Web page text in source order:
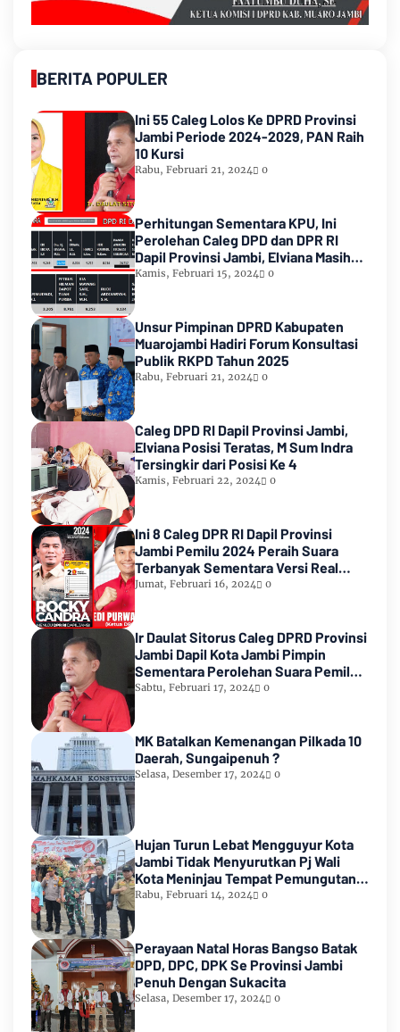
BERITA POPULER
Ini 55 Caleg Lolos Ke DPRD Provinsi
Jambi Periode 2024-2029, PAN Raih
10 Kursi
Rabu, Februari 21, 2024 0
Perhitungan Sementara KPU, Ini
Perolehan Caleg DPD dan DPR RI
Dapil Provinsi Jambi, Elviana Masih
Urutan Kedua Teratas
Kamis, Februari 15, 2024 0
Unsur Pimpinan DPRD Kabupaten
Muarojambi Hadiri Forum Konsultasi
Publik RKPD Tahun 2025
Rabu, Februari 21, 2024 0
Caleg DPD RI Dapil Provinsi Jambi,
Elviana Posisi Teratas, M Sum Indra
Tersingkir dari Posisi Ke 4
Kamis, Februari 22, 2024 0
Ini 8 Caleg DPR RI Dapil Provinsi
Jambi Pemilu 2024 Peraih Suara
Terbanyak Sementara Versi Real
Count KPU RI
Jumat, Februari 16, 2024 0
Ir Daulat Sitorus Caleg DPRD Provinsi
Jambi Dapil Kota Jambi Pimpin
Sementara Perolehan Suara Pemilu
2024
Sabtu, Februari 17, 2024 0
MK Batalkan Kemenangan Pilkada 10
Daerah, Sungaipenuh ?
Selasa, Desember 17, 2024 0
Hujan Turun Lebat Mengguyur Kota
Jambi Tidak Menyurutkan Pj Wali
Kota Meninjau Tempat Pemungutan
Suara Pemilu 2024
Rabu, Februari 14, 2024 0
Perayaan Natal Horas Bangso Batak
DPD, DPC, DPK Se Provinsi Jambi
Penuh Dengan Sukacita
Selasa, Desember 17, 2024 0